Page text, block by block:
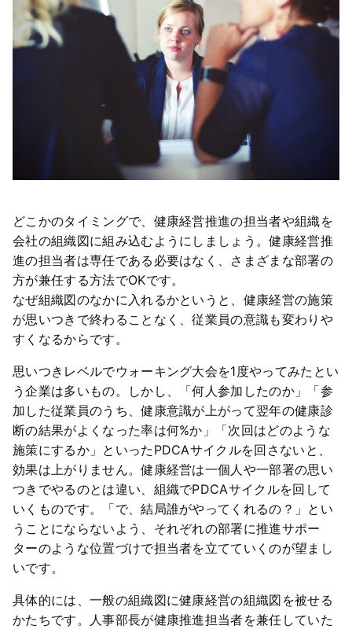
どこかのタイミングで、健康経営推進の担当者や組織を
会社の組織図に組み込むようにしましょう。健康経営推
進の担当者は専任である必要はなく、さまざまな部署の
方が兼任する方法でOKです。
なぜ組織図のなかに入れるかというと、健康経営の施策
が思いつきで終わることなく、従業員の意識も変わりや
すくなるからです。
思いつきレベルでウォーキング大会を1度やってみたとい
う企業は多いもの。しかし、「何人参加したのか」「参
加した従業員のうち、健康意識が上がって翌年の健康診
断の結果がよくなった率は何%か」「次回はどのような
施策にするか」といったPDCAサイクルを回さないと、
効果は上がりません。健康経営は一個人や一部署の思い
つきでやるのとは違い、組織でPDCAサイクルを回して
いくものです。「で、結局誰がやってくれるの？」とい
うことにならないよう、それぞれの部署に推進サポー
ターのような位置づけで担当者を立てていくのが望まし
いです。
具体的には、一般の組織図に健康経営の組織図を被せる
かたちです。人事部長が健康推進担当者を兼任していた